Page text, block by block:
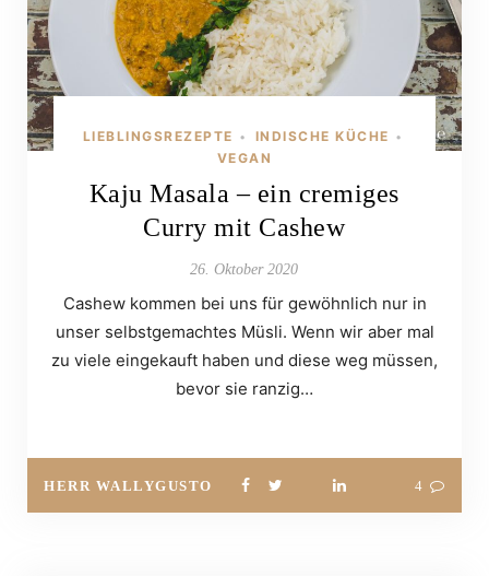
LIEBLINGSREZEPTE • INDISCHE KÜCHE •
VEGAN
Kaju Masala – ein cremiges
Curry mit Cashew
26. Oktober 2020
Cashew kommen bei uns für gewöhnlich nur in
unser selbstgemachtes Müsli. Wenn wir aber mal
zu viele eingekauft haben und diese weg müssen,
bevor sie ranzig…
HERR WALLYGUSTO 4